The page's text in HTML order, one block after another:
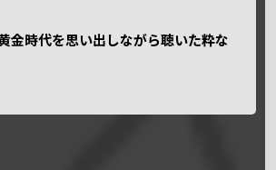
金時代を思い出しながら聴いた粋な